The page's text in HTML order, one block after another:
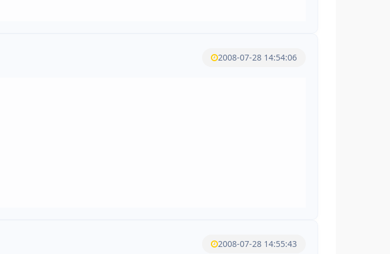
2008-07-28 14:54:06
2008-07-28 14:55:43